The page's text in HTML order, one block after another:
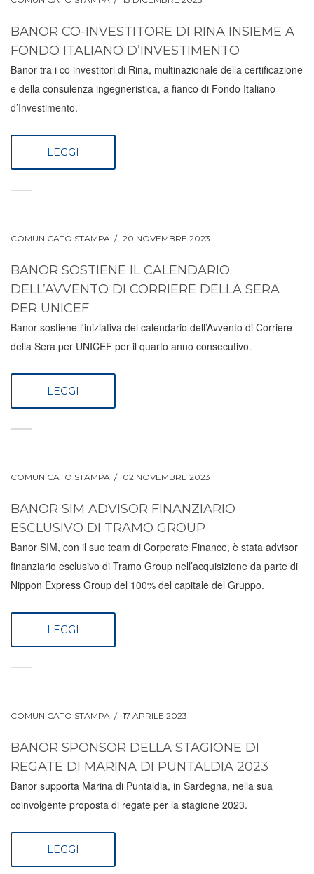
BANOR CO-INVESTITORE DI RINA INSIEME A
FONDO ITALIANO D’INVESTIMENTO
Banor tra i co­ investitori di Rina, multinazionale della certificazione
e della consulenza ingegneristica, a fianco di Fondo Italiano
d’Investimento.
LEGGI
COMUNICATO STAMPA 20 NOVEMBRE 2023
BANOR SOSTIENE IL CALENDARIO
DELL’AVVENTO DI CORRIERE DELLA SERA
PER UNICEF
Banor sostiene l'iniziativa del calendario dell’Avvento di Corriere
della Sera per UNICEF per il quarto anno consecutivo.
LEGGI
COMUNICATO STAMPA 02 NOVEMBRE 2023
BANOR SIM ADVISOR FINANZIARIO
ESCLUSIVO DI TRAMO GROUP
Banor SIM, con il suo team di Corporate Finance, è stata advisor
finanziario esclusivo di Tramo Group nell’acquisizione da parte di
Nippon Express Group del 100% del capitale del Gruppo.
LEGGI
COMUNICATO STAMPA 17 APRILE 2023
BANOR SPONSOR DELLA STAGIONE DI
REGATE DI MARINA DI PUNTALDIA 2023
Banor supporta Marina di Puntaldia, in Sardegna, nella sua
coinvolgente proposta di regate per la stagione 2023.
LEGGI